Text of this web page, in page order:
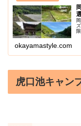
okayamastyle.com
虎口池キャン